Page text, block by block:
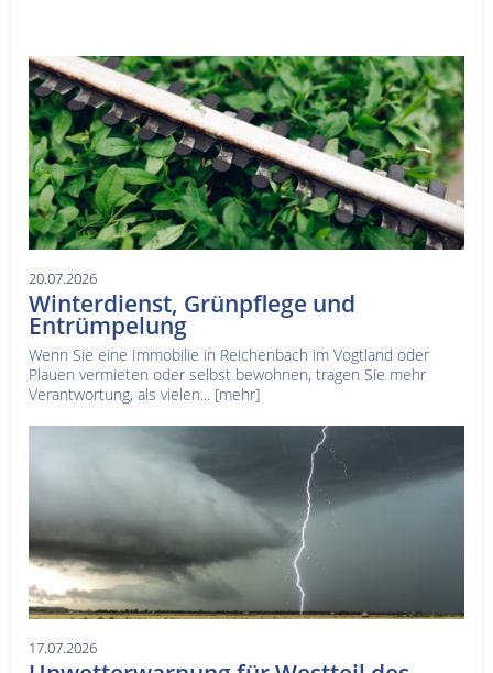
20.07.2026
Winterdienst, Grünpflege und
Entrümpelung
Wenn Sie eine Immobilie in Reichenbach im Vogtland oder
Plauen vermieten oder selbst bewohnen, tragen Sie mehr
Verantwortung, als vielen... [mehr]
17.07.2026